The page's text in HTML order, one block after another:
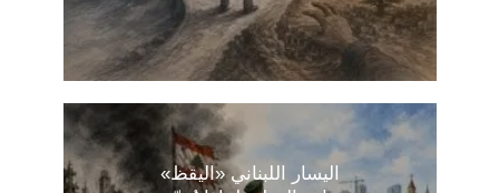
اليسار اللبناني «اليقظ»